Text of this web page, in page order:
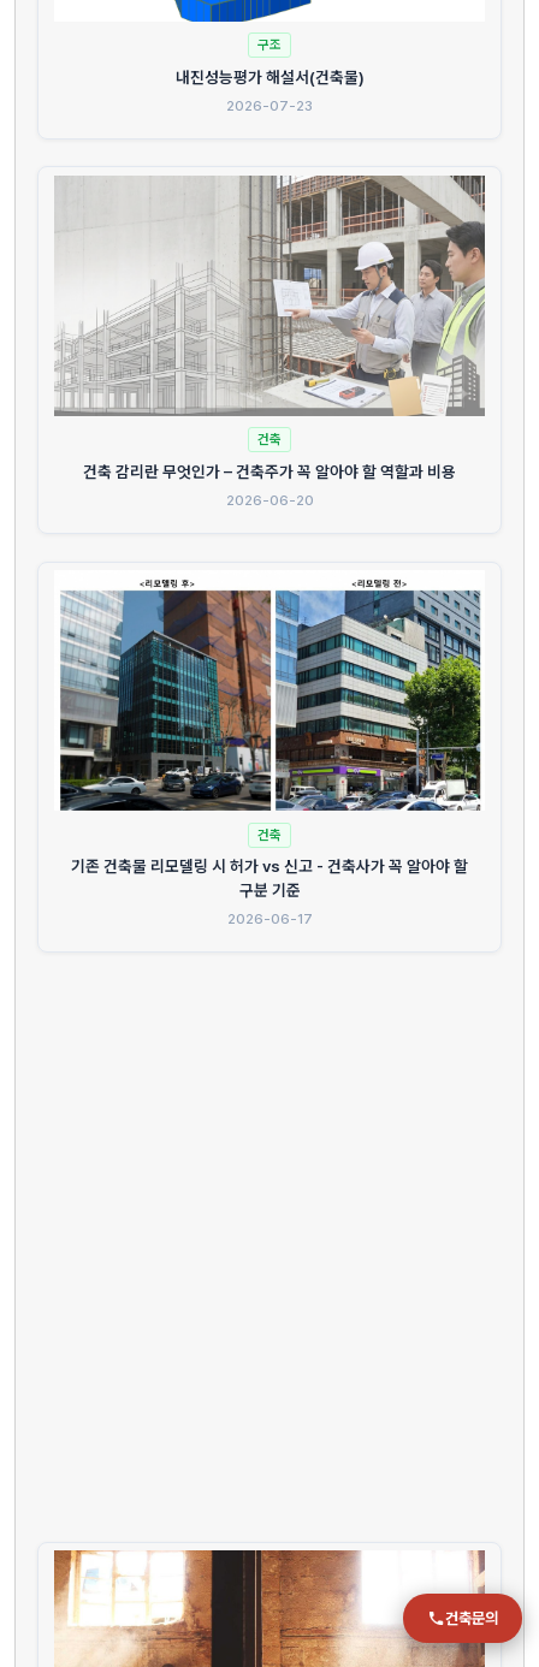
구조
내진성능평가 해설서(건축물)
2026-07-23
건축
건축 감리란 무엇인가 – 건축주가 꼭 알아야 할 역할과 비용
2026-06-20
건축
기존 건축물 리모델링 시 허가 vs 신고 - 건축사가 꼭 알아야 할
구분 기준
2026-06-17
건축문의